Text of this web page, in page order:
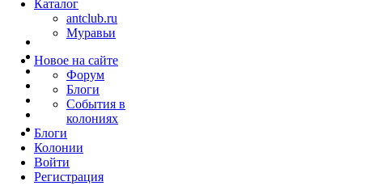
Каталог
antclub.ru
Муравьи
Новое на сайте
Форум
Блоги
События в
колониях
Блоги
Колонии
Войти
Peгиcтpaция